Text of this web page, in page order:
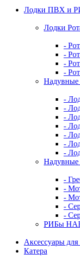
Лодки ПВХ и
Лодки
-
-
-
-
Надувные
-
-
-
-
-
-
-
Надувные
-
-
-
-
-
РИБы
Аксессуары
Катера